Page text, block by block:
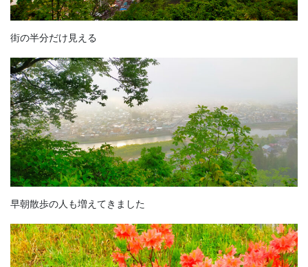
街の半分だけ見える
早朝散歩の人も増えてきました